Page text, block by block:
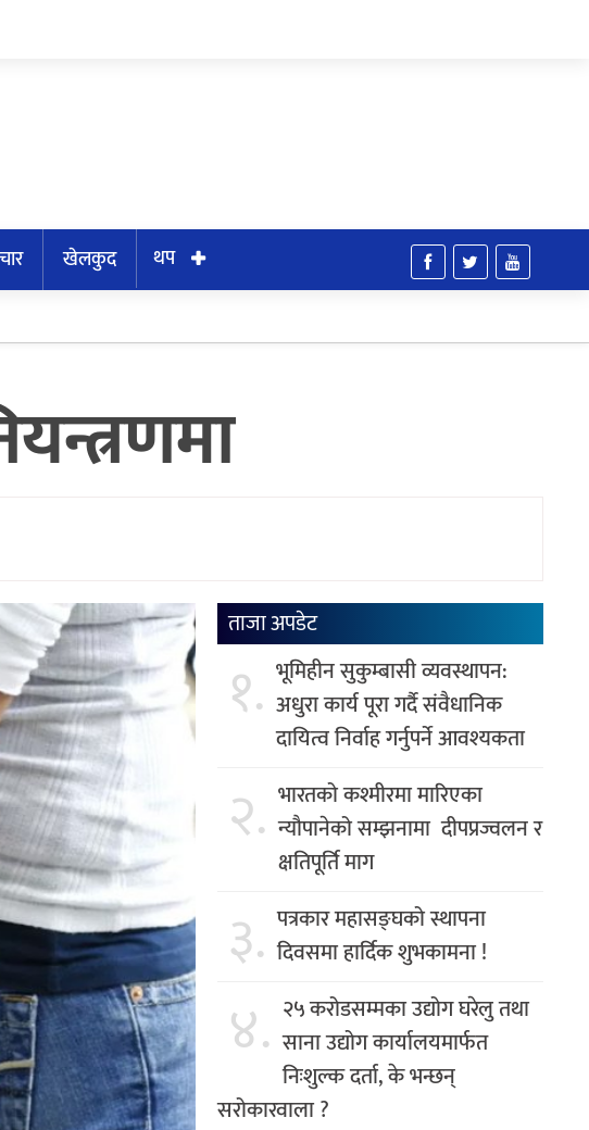
खेलकुद
थप
ताजा अपडेट
१. भूमिहीन सुकुम्बासी व्यवस्थापन:
अधुरा कार्य पूरा गर्दै संवैधानिक
दायित्व निर्वाह गर्नुपर्ने आवश्यकता
२. भारतको कश्मीरमा मारिएका
न्यौपानेको सम्झनामा दीपप्रज्वलन र
क्षतिपूर्ति माग
३. पत्रकार महासङ्घको स्थापना
दिवसमा हार्दिक शुभकामना !
४. २५ करोडसम्मका उद्योग घरेलु तथा
साना उद्योग कार्यालयमार्फत
निःशुल्क दर्ता, के भन्छन्
सरोकारवाला ?